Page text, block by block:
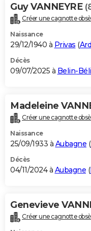
Carte de Noël
Carte Bonne année
Carte Saint-Valentin
Carte Pâques
Carte d'anniversaire
DICTIONNAIRE
Dictionnaire
Biographies
Citations
Expressions
Proverbes
PROGRAMME TV
S'inscrire
Se connecter
Lycées
Collèges
Primaires
Universités
Entreprises
Service militaire
Avis de recherche
AVIS DE DÉCÈS
Bricolage
Lifestyle
Culture
Sport
Auto
Television
Voyage
Cinema
Guy VANNEYRE
Créer une cagnotte
Naissance
29/12/1940 à Privas (
Décès
09/07/2025 à Belin-
Madeleine
Créer une cagnotte
Naissance
25/09/1933 à Aubagne (
Décès
04/11/2024 à Aubagne (
Genevieve
Créer une cagnotte